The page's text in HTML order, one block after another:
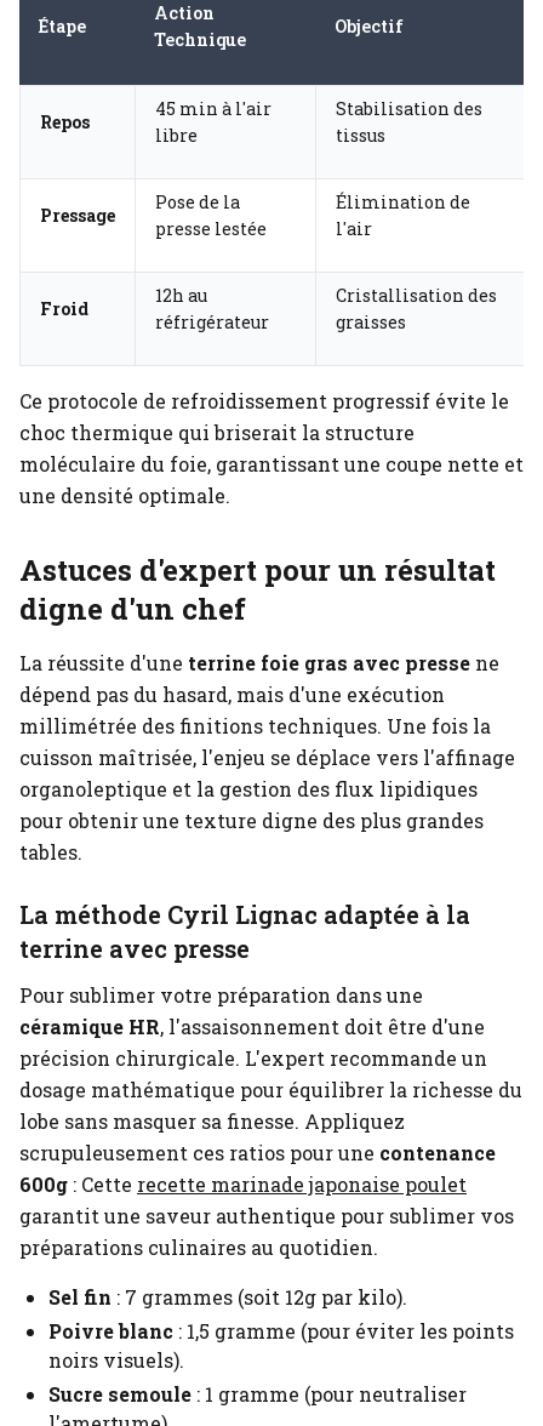
Étape
Action
Technique
Objectif
Repos
45 min à l'air
libre
Stabilisation des
tissus
Pressage
Pose de la
presse lestée
Élimination de
l'air
Froid
12h au
réfrigérateur
Cristallisation des
graisses
Ce protocole de refroidissement progressif évite le
choc thermique qui briserait la structure
moléculaire du foie, garantissant une coupe nette et
une densité optimale.
Astuces d'expert pour un résultat
digne d'un chef
La réussite d'une terrine foie gras avec presse ne
dépend pas du hasard, mais d'une exécution
millimétrée des finitions techniques. Une fois la
cuisson maîtrisée, l'enjeu se déplace vers l'affinage
organoleptique et la gestion des flux lipidiques
pour obtenir une texture digne des plus grandes
tables.
La méthode Cyril Lignac adaptée à la
terrine avec presse
Pour sublimer votre préparation dans une
céramique HR, l'assaisonnement doit être d'une
précision chirurgicale. L'expert recommande un
dosage mathématique pour équilibrer la richesse du
lobe sans masquer sa finesse. Appliquez
scrupuleusement ces ratios pour une contenance
600g : Cette recette marinade japonaise poulet
garantit une saveur authentique pour sublimer vos
préparations culinaires au quotidien.
Sel fin : 7 grammes (soit 12g par kilo).
Poivre blanc : 1,5 gramme (pour éviter les points
noirs visuels).
Sucre semoule : 1 gramme (pour neutraliser